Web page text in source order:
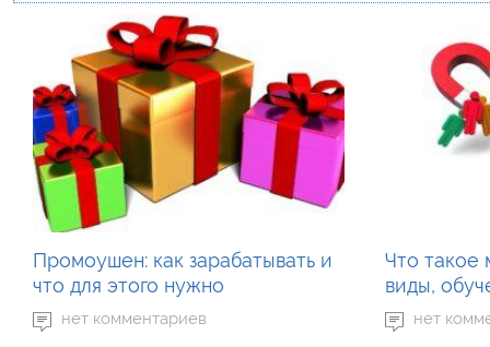
Промоушен: как зарабатывать и
что для этого нужно
нет комментариев
Что такое
виды,
нет